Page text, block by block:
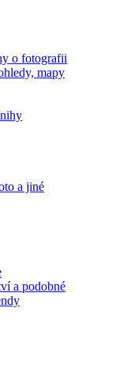
o fotografii
mapy
a jiné
a podobné